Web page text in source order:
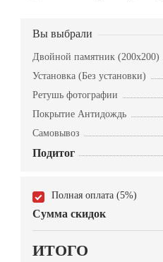
Вы выбрали
Двойной памятник (200х200)
Установка (Без установки)
Ретушь фотографии
Покрытие Антидождь
Самовывоз
Подитог
Полная оплата (5%)
Сумма скидок
ИТОГО